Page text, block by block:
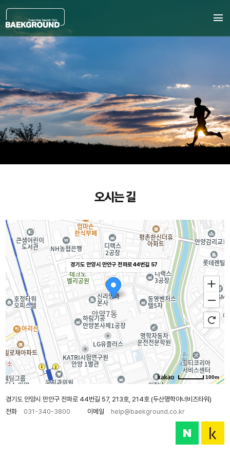
menu
오시는 길
경기도 안양시 만안구 전파로44번길 57
100m
경기도 안양시 만안구 전파로 44번길 57, 213호, 214호 (두산명학아너비즈타워)
전화
031-340-3800 이메일 help@baekground.co.kr